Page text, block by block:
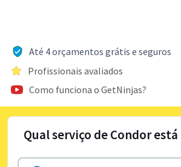
Até 4 orçamentos grátis e seguros
Profissionais avaliados
Como funciona o GetNinjas?
Qual serviço de Condor